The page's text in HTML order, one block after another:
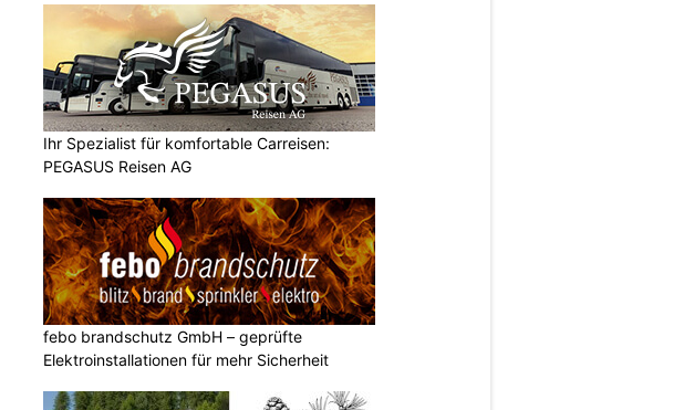
Ihr Spezialist für komfortable Carreisen:
PEGASUS Reisen AG
febo brandschutz GmbH – geprüfte
Elektroinstallationen für mehr Sicherheit